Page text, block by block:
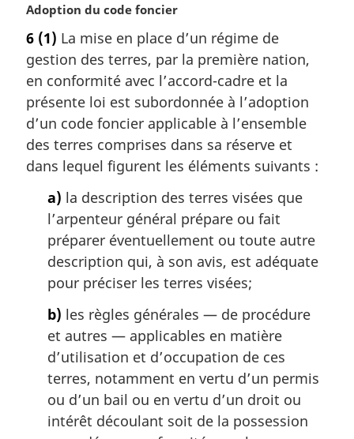
N
t
e
m
a
r
g
i
n
Adoption du code foncier
6 (1) La mise en place d’un régime de
gestion des terres, par la première nation,
en conformité avec l’accord-cadre et la
présente loi est subordonnée à l’adoption
d’un code foncier applicable à l’ensemble
des terres comprises dans sa réserve et
dans lequel figurent les éléments suivants :
a) la description des terres visées que
l’arpenteur général prépare ou fait
préparer éventuellement ou toute autre
description qui, à son avis, est adéquate
pour préciser les terres visées;
b) les règles générales — de procédure
et autres — applicables en matière
d’utilisation et d’occupation de ces
terres, notamment en vertu d’un permis
ou d’un bail ou en vertu d’un droit ou
intérêt découlant soit de la possession